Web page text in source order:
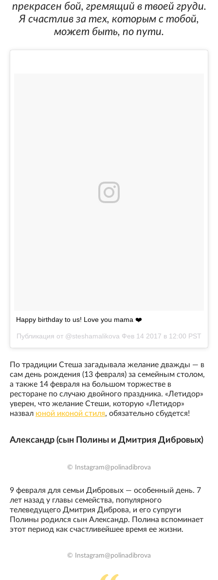
прекрасен бой, гремящий в твоей груди.
Я счастлив за тех, которым с тобой,
может быть, по пути.
Happy birthday to us! Love you mama ❤️
Публикация от @steshamalikova Фев 14 2017 в 12:00 PST
По традиции Стеша загадывала желание дважды — в
сам день рождения (13 февраля) за семейным столом,
а также 14 февраля на большом торжестве в
ресторане по случаю двойного праздника. «Летидор»
уверен, что желание Стеши, которую «Летидор»
назвал юной иконой стиля, обязательно сбудется!
Александр (сын Полины и Дмитрия Дибровых)
© Instagram@polinadibrova
9 февраля для семьи Дибровых — особенный день. 7
лет назад у главы семейства, популярного
телеведущего Дмитрия Диброва, и его супруги
Полины родился сын Александр. Полина вспоминает
этот период как счастливейшее время ее жизни.
© Instagram@polinadibrova